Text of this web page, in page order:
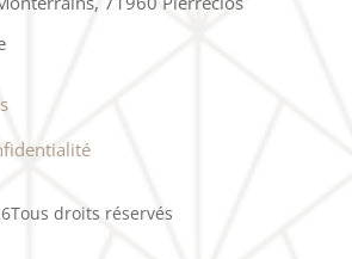
droits réservés